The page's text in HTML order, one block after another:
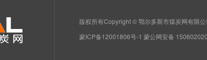
版权所有Copyright © 鄂尔多斯市煤炭网有限
蒙ICP备12001806号-1 蒙公网安备